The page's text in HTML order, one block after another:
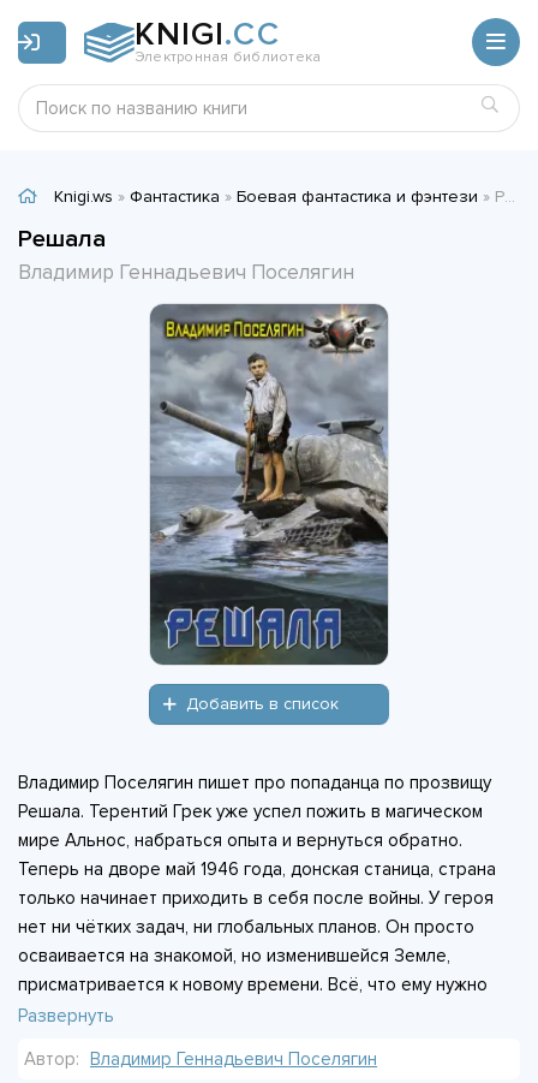
KNIGI.CC
Электронная библиотека
Knigi.ws » Фантастика » Боевая фантастика и фэнтези » Решала - Владимир Геннадьевич Поселягин
Решала
Владимир Геннадьевич Поселягин
Добавить в список
Владимир Поселягин пишет про попаданца по прозвищу
Решала. Терентий Грек уже успел пожить в магическом
мире Альнос, набраться опыта и вернуться обратно.
Теперь на дворе май 1946 года, донская станица, страна
только начинает приходить в себя после войны. У героя
нет ни чётких задач, ни глобальных планов. Он просто
осваивается на знакомой, но изменившейся Земле,
присматривается к новому времени. Всё, что ему нужно
сейчас, - это жить и изучать окружающий мир. Планы
Решала разглядывает пыльную дорогу станицы и думает,
Развернуть
Автор: Владимир Геннадьевич Поселягин